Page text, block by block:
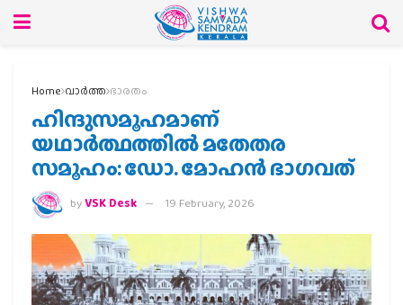
Home വാര്‍ത്ത ഭാരതം
ഹിന്ദുസമൂഹമാണ്
യഥാര്‍ത്ഥത്തില്‍ മതേതര
സമൂഹം: ഡോ. മോഹന്‍ ഭാഗവത്
byVSK Desk 19 February, 2026